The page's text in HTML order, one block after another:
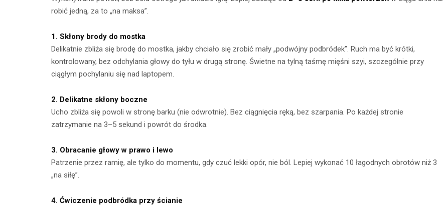
robić jedną, za to „na maksa”.
1. Skłony brody do mostka
Delikatnie zbliża się brodę do mostka, jakby chciało się zrobić mały „podwójny podbródek”. Ruch ma być krótki,
kontrolowany, bez odchylania głowy do tyłu w drugą stronę. Świetne na tylną taśmę mięśni szyi, szczególnie przy
ciągłym pochylaniu się nad laptopem.
2. Delikatne skłony boczne
Ucho zbliża się powoli w stronę barku (nie odwrotnie). Bez ciągnięcia ręką, bez szarpania. Po każdej stronie
zatrzymanie na 3–5 sekund i powrót do środka.
3. Obracanie głowy w prawo i lewo
Patrzenie przez ramię, ale tylko do momentu, gdy czuć lekki opór, nie ból. Lepiej wykonać 10 łagodnych obrotów niż 3
„na siłę”.
4. Ćwiczenie podbródka przy ścianie